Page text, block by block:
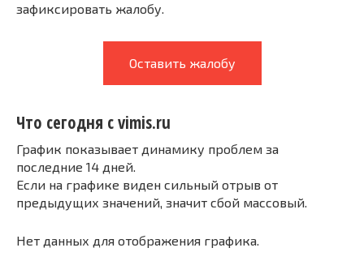
зафиксировать жалобу.
Оставить жалобу
Что сегодня с vimis.ru
График показывает динамику проблем за
последние 14 дней.
Если на графике виден сильный отрыв от
предыдущих значений, значит сбой массовый.
Нет данных для отображения графика.